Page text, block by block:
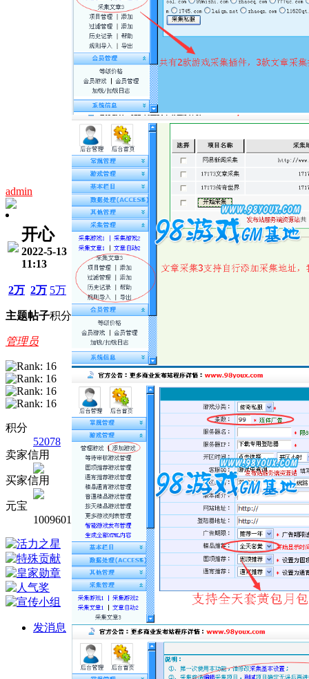
admin
开心
2022-5-13
11:13
2万
主题
2万
帖子
5万
积分
管理员
积分
52078
卖家信用
买家信用
元宝
1009601
发消息